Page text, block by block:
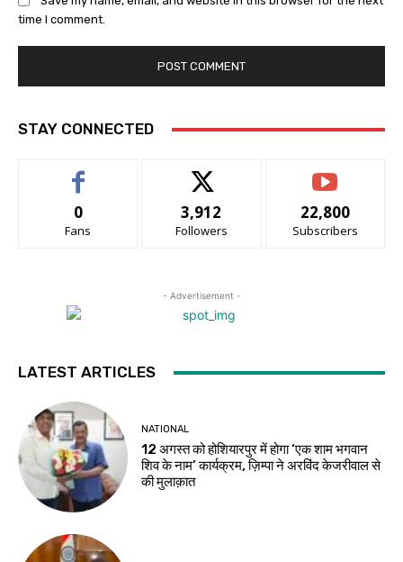
time I comment.
STAY CONNECTED
0
Fans
3,912
Followers
22,800
Subscribers
- Advertisement -
LATEST ARTICLES
NATIONAL
12 अगस्त को होशियारपुर में होगा ‘एक शाम भगवान
शिव के नाम’ कार्यक्रम, ज़िम्पा ने अरविंद केजरीवाल से
की मुलाक़ात